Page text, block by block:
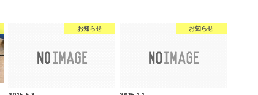
お知らせ お知らせ